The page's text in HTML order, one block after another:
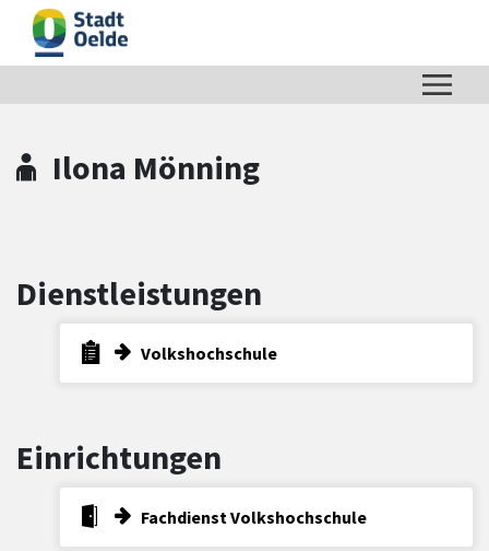
Zum Header
Zum Hauptinhalt
Zum Footer
Zum Hauptinhalt springen
Ilona Mönning
Dienstleistungen
Volkshochschule
Einrichtungen
Fachdienst Volkshochschule